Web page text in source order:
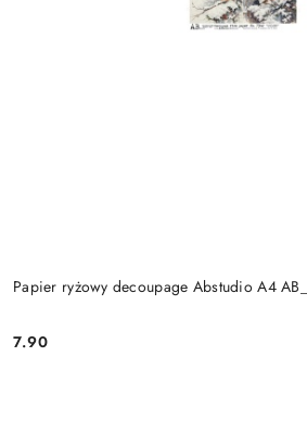
Papier ryżowy decoupage Abstudio A4
Cena:
7.90